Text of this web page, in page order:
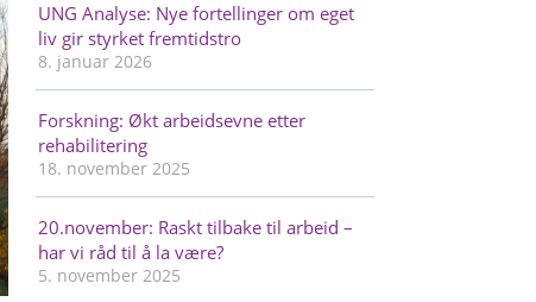
UNG Analyse: Nye fortellinger om eget
liv gir styrket fremtidstro
8. januar 2026
Forskning: Økt arbeidsevne etter
rehabilitering
18. november 2025
20.november: Raskt tilbake til arbeid –
har vi råd til å la være?
5. november 2025